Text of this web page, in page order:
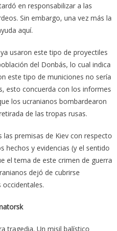
en responsabilizar a las
Sin embargo, una vez más la
aquí.
usaron este tipo de proyectiles
del Donbás, lo cual indica
este tipo de municiones no sería
esto concuerda con los informes
los ucranianos bombardearon
de las tropas rusas.
premisas de Kiev con respecto
hechos y evidencias (y el sentido
el tema de este crimen de guerra
dejó de cubrirse
tragedia. Un misil balístico